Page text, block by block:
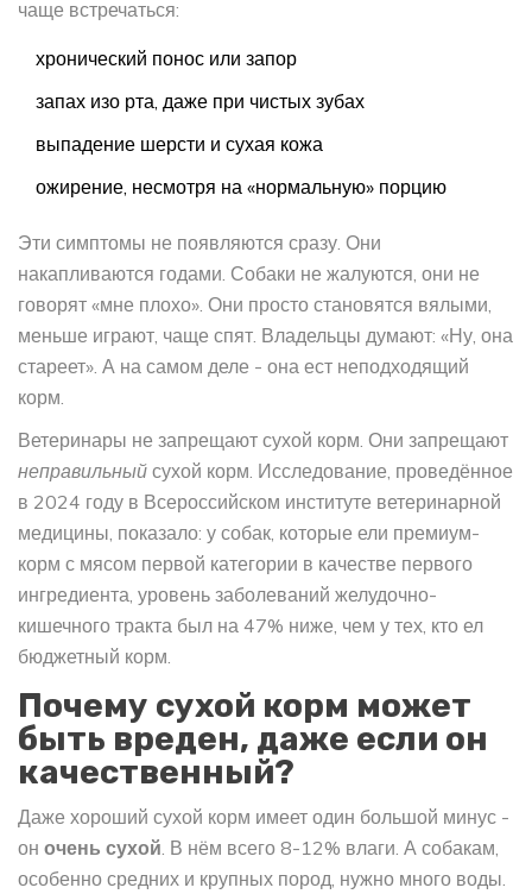
чаще встречаться:
хронический понос или запор
запах изо рта, даже при чистых зубах
выпадение шерсти и сухая кожа
ожирение, несмотря на «нормальную» порцию
Эти симптомы не появляются сразу. Они
накапливаются годами. Собаки не жалуются, они не
говорят «мне плохо». Они просто становятся вялыми,
меньше играют, чаще спят. Владельцы думают: «Ну, она
стареет». А на самом деле - она ест неподходящий
корм.
Ветеринары не запрещают сухой корм. Они запрещают
неправильный сухой корм. Исследование, проведённое
в 2024 году в Всероссийском институте ветеринарной
медицины, показало: у собак, которые ели премиум-
корм с мясом первой категории в качестве первого
ингредиента, уровень заболеваний желудочно-
кишечного тракта был на 47% ниже, чем у тех, кто ел
бюджетный корм.
Почему сухой корм может
быть вреден, даже если он
качественный?
Даже хороший сухой корм имеет один большой минус -
он очень сухой. В нём всего 8-12% влаги. А собакам,
особенно средних и крупных пород, нужно много воды.